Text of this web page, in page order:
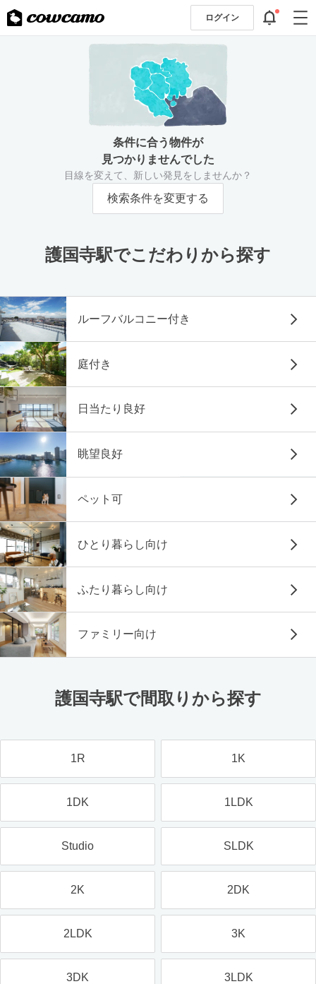
ログイン
条件に合う物件が
見つかりませんでした
目線を変えて、新しい発見をしませんか？
検索条件を変更する
護国寺駅でこだわりから探す
ルーフバルコニー付き
庭付き
日当たり良好
眺望良好
ペット可
ひとり暮らし向け
ふたり暮らし向け
ファミリー向け
護国寺駅で間取りから探す
1R 1K
1DK 1LDK
Studio SLDK
2K 2DK
2LDK 3K
3DK 3LDK